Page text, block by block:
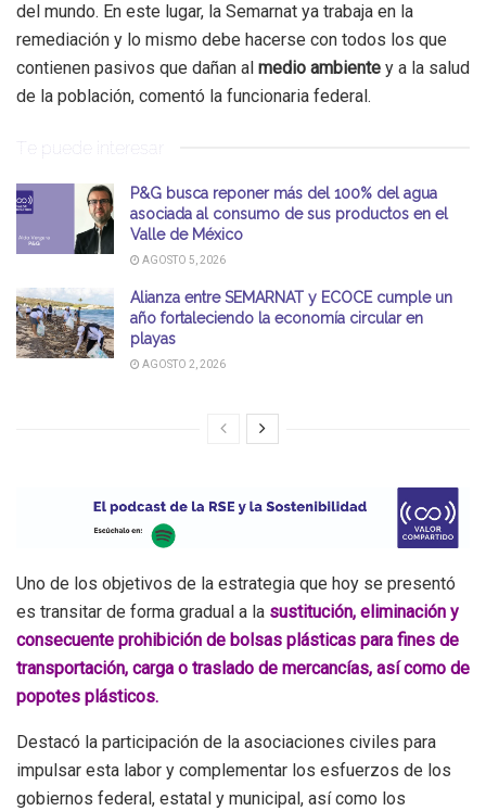
del mundo. En este lugar, la Semarnat ya trabaja en la
remediación y lo mismo debe hacerse con todos los que
contienen pasivos que dañan al medio ambiente y a la salud
de la población, comentó la funcionaria federal.
Te puede interesar
P&G busca reponer más del 100% del agua
asociada al consumo de sus productos en el
Valle de México
AGOSTO 5, 2026
Alianza entre SEMARNAT y ECOCE cumple un
año fortaleciendo la economía circular en
playas
AGOSTO 2, 2026
Uno de los objetivos de la estrategia que hoy se presentó
es transitar de forma gradual a la sustitución, eliminación y
consecuente prohibición de bolsas plásticas para fines de
transportación, carga o traslado de mercancías, así como de
popotes plásticos.
Destacó la participación de la asociaciones civiles para
impulsar esta labor y complementar los esfuerzos de los
gobiernos federal, estatal y municipal, así como los